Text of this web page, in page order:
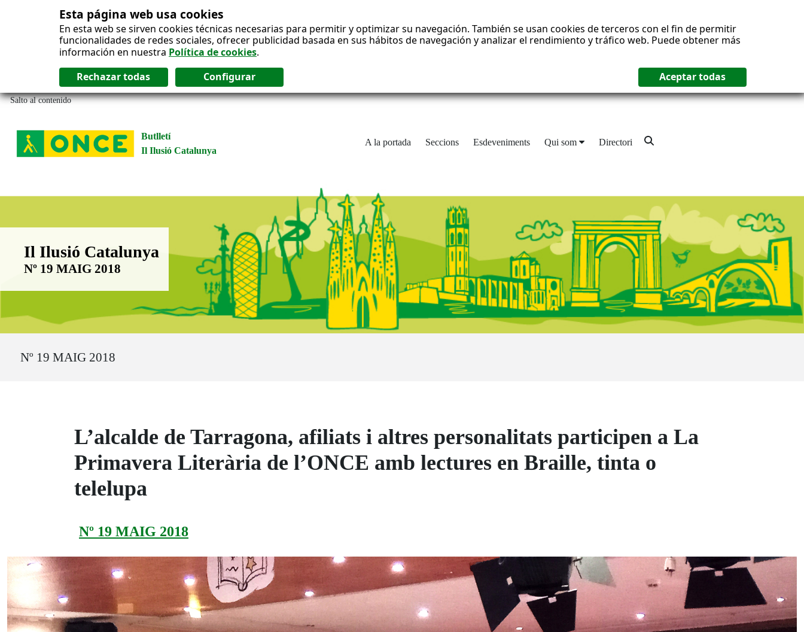
Esta página web usa cookies
En esta web se sirven cookies técnicas necesarias para permitir y optimizar su navegación. También se usan cookies de terceros con el fin de permitir
funcionalidades de redes sociales, ofrecer publicidad basada en sus hábitos de navegación y analizar el rendimiento y tráfico web. Puede obtener más
información en nuestra Política de cookies.
Salto al contenido
Butlletí
Il Ilusió Catalunya
A la portada Seccions Esdeveniments Qui som Directori
Boletín Il·lusió Catalunya
Il Ilusió Catalunya
Nº 19 MAIG 2018
Nº 19 MAIG 2018
L’alcalde de Tarragona, afiliats i altres personalitats participen a La
Primavera Literària de l’ONCE amb lectures en Braille, tinta o
telelupa
Nº 19 MAIG 2018